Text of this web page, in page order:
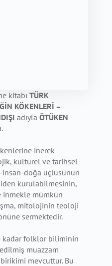
kitabı TÜRK
KÖKENLERİ –
adıyla ÖTÜKEN
inerek
kültürel ve tarihsel
insan-doğa üçlüsünün
kurulabilmesinin,
inmekle mümkün
mitolojinin teoloji
sermektedir.
kadar folklor biliminin
muazzam
mevcuttur. Bu